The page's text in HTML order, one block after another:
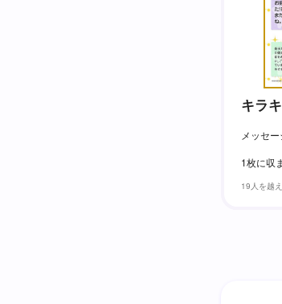
キラ
メッセ
1枚に収
19人を越